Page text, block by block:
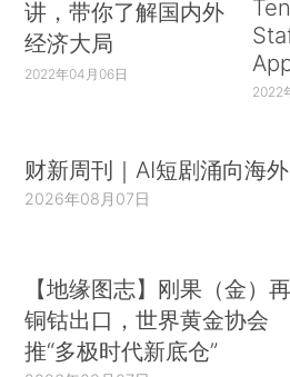
讲，带你了解国内外
经济大局
2022年04月06日
2022
财新周刊｜AI短剧涌向海外
2026年08月07日
【地缘图志】刚果（金）
铜钴出口，世界黄金协会
推“多极时代新底仓”